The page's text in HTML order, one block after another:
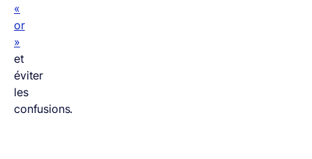
«
or
»
et
éviter
les
confusions.